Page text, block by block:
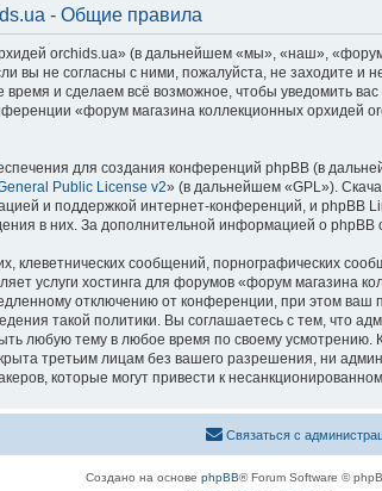
- Общие правила
orchids.ua» (в дальнейшем «мы», «наш»,
вы не согласны с ними, пожалуйста, не заходите
и сделаем всё возможное, чтобы уведомить
«форум магазина коллекционных орхидей
для создания конференций phpBB (в
Public License v2» (в дальнейшем «GPL»).
и поддержкой интернет-конференций, и phpBB
в них. За дополнительной информацией о
клеветнических сообщений, порнографических
услуги хостинга для форумов «форум магазина
отключению от конференции, при этом ваш
такой политики. Вы соглашаетесь с тем, что
любую тему в любое время по своему
третьим лицам без вашего разрешения, ни
которые могут привести к
Связаться с
Создано на основе phpBB® Forum Software ©